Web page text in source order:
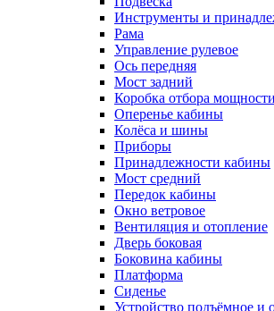
Инструменты и
Рама
Управление рулевое
Ось передняя
Мост задний
Коробка отбора мощности
Оперенье кабины
Колёса и шины
Приборы
Принадлежности кабины
Мост средний
Передок кабины
Окно ветровое
Вентиляция и отопление
Дверь боковая
Боковина кабины
Платформа
Сиденье
Устройство подъёмное